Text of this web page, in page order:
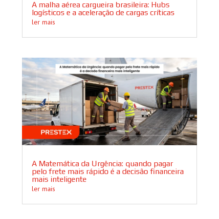
A malha aérea cargueira brasileira: Hubs
logísticos e a aceleração de cargas críticas
ler mais
A Matemática da Urgência: quando pagar
pelo frete mais rápido é a decisão financeira
mais inteligente
ler mais